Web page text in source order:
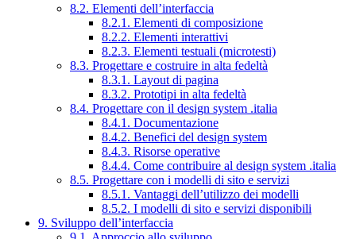
8.2. Elementi dell’interfaccia
8.2.1. Elementi di composizione
8.2.2. Elementi interattivi
8.2.3. Elementi testuali (microtesti)
8.3. Progettare e costruire in alta fedeltà
8.3.1. Layout di pagina
8.3.2. Prototipi in alta fedeltà
8.4. Progettare con il design system .italia
8.4.1. Documentazione
8.4.2. Benefici del design system
8.4.3. Risorse operative
8.4.4. Come contribuire al design system .italia
8.5. Progettare con i modelli di sito e servizi
8.5.1. Vantaggi dell’utilizzo dei modelli
8.5.2. I modelli di sito e servizi disponibili
9. Sviluppo dell’interfaccia